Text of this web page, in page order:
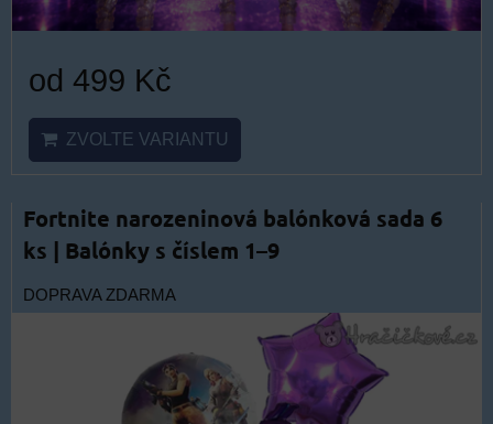
od 499 Kč
ZVOLTE VARIANTU
Fortnite narozeninová balónková sada 6
ks | Balónky s číslem 1–9
DOPRAVA ZDARMA